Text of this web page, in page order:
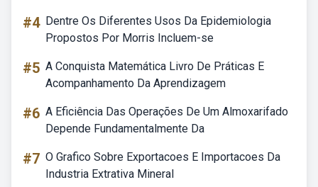
#4 Dentre Os Diferentes Usos Da Epidemiologia
Propostos Por Morris Incluem-se
#5 A Conquista Matemática Livro De Práticas E
Acompanhamento Da Aprendizagem
#6 A Eficiência Das Operações De Um Almoxarifado
Depende Fundamentalmente Da
#7 O Grafico Sobre Exportacoes E Importacoes Da
Industria Extrativa Mineral